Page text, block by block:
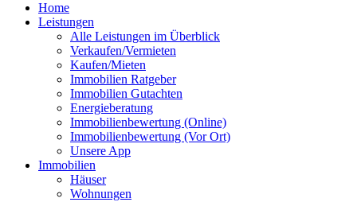
Home
Leistungen
Alle Leistungen im Überblick
Verkaufen/Vermieten
Kaufen/Mieten
Immobilien Ratgeber
Immobilien Gutachten
Energieberatung
Immobilienbewertung (Online)
Immobilienbewertung (Vor Ort)
Unsere App
Immobilien
Häuser
Wohnungen